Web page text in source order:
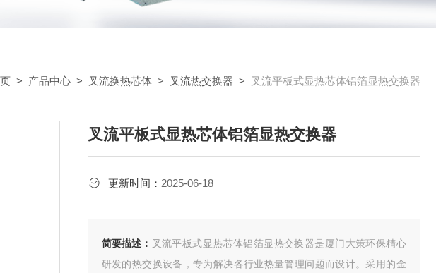
> 产品中心 > 叉流换热芯体 > 叉流热交换器 > 叉流平板式显热芯体铝箔显热交换器
叉流平板式显热芯体铝箔显热交换器
更新时间： 2025-06-18
简要描述： 叉流平板式显热芯体铝箔显热交换器是厦门大策环保精心
研发的热交换设备，专为解决各行业热量管理问题而设计。采用的金